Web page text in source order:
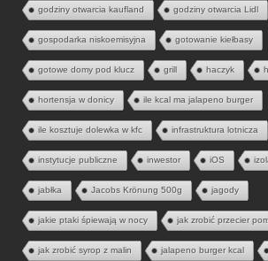
godziny otwarcia kaufland godziny otwarcia Lidl
gospodarka niskoemisyjna gotowanie kiełbasy
gotowe domy pod klucz grill haczyk
hortensja w donicy ile kcal ma jalapeno burger
ile kosztuje dolewka w kfc infrastruktura lotnicza
instytucje publiczne inwestor iOS
jabłka Jacobs Krönung 500g jagody
jakie ptaki śpiewają w nocy jak zrobić przecier
jak zrobić syrop z malin jalapeno burger kcal